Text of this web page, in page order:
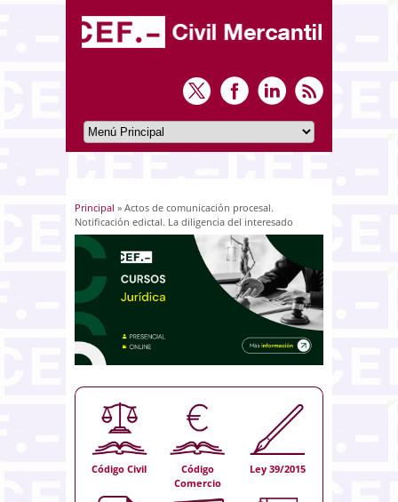
Usted está aquí
Principal » Actos de comunicación procesal.
Notificación edictal. La diligencia del interesado
Código Civil
Código
Comercio
Ley 39/2015